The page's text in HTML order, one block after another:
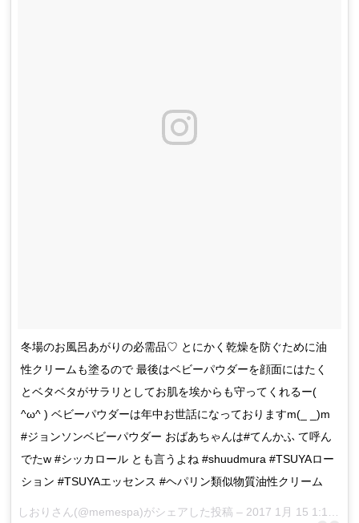
冬場のお風呂あがりの必需品♡ とにかく乾燥を防ぐために油
性クリームも塗るので 最後はベビーパウダーを顔面にはたく
とベタベタがサラリとしてお肌を埃からも守ってくれるー(
^ω^ ) ベビーパウダーは年中お世話になっておりますm(_ _)m
#ジョンソンベビーパウダー おばあちゃんは#てんかふ て呼ん
でたw #シッカロール とも言うよね #shuudmura #TSUYAロー
ション #TSUYAエッセンス #ヘパリン類似物質油性クリーム
しおりさん(@memespa)がシェアした投稿 – 2017 1月 15 1:15午前 PST